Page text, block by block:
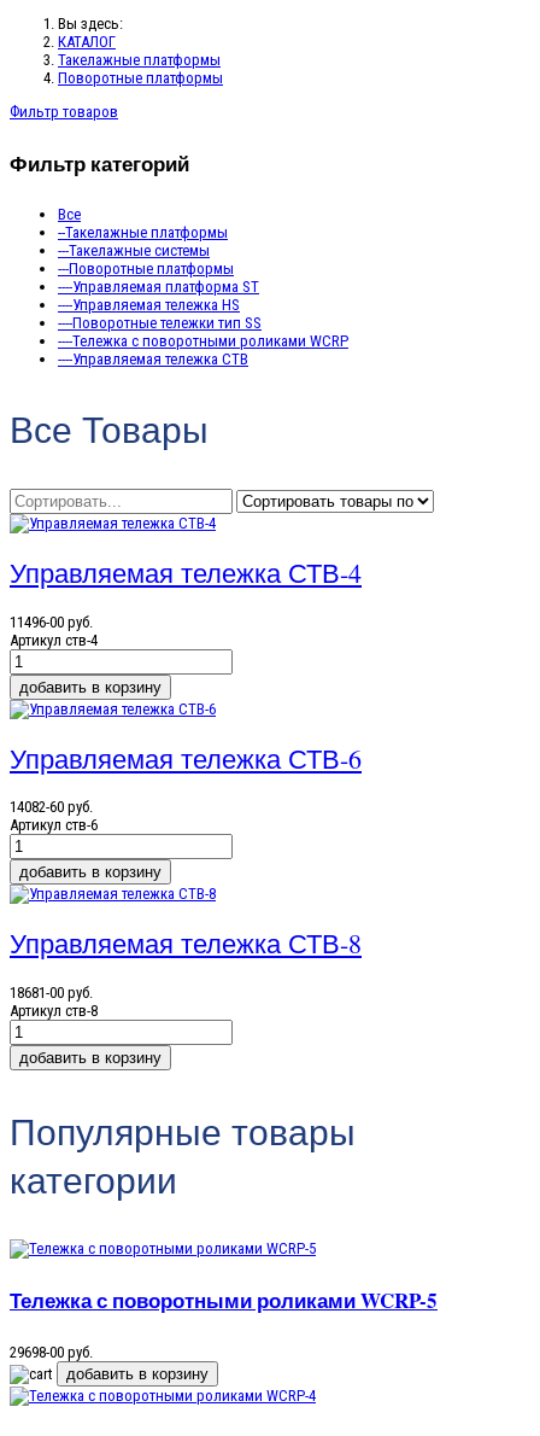
Вы здесь:
КАТАЛОГ
Такелажные платформы
Поворотные платформы
Фильтр товаров
Фильтр категорий
Все
--Такелажные платформы
---Такелажные системы
---Поворотные платформы
----Управляемая платформа ST
----Управляемая тележка HS
----Поворотные тележки тип SS
----Тележка с поворотными роликами WCRP
----Управляемая тележка CТВ
Все Товары
Управляемая тележка СТВ-4
11496-00 руб.
Артикул ств-4
Управляемая тележка СТВ-6
14082-60 руб.
Артикул ств-6
Управляемая тележка СТВ-8
18681-00 руб.
Артикул ств-8
Популярные товары
категории
Тележка с поворотными роликами WCRP-5
29698-00 руб.